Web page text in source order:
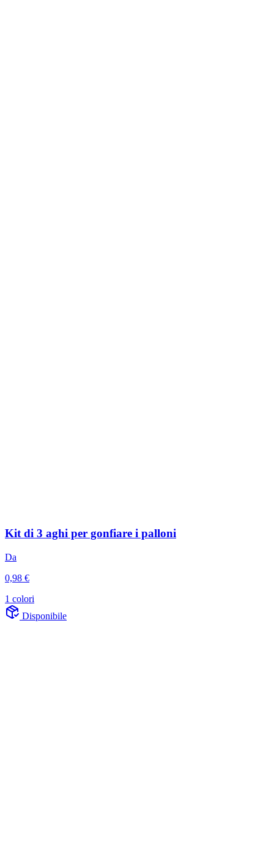
Kit di 3 aghi per gonfiare i palloni
Da
0,98 €
1 colori
Disponibile